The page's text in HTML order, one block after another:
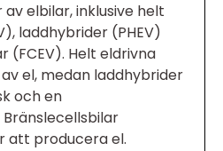
elbilar, inklusive helt
laddhybrider (PHEV)
(FCEV). Helt eldrivna
el, medan laddhybrider
och en
att producera el.